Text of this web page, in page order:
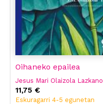
Oihaneko epailea
Jesus Mari Olaizola Lazkano
11,75 €
Eskuragarri 4-5 egunetan